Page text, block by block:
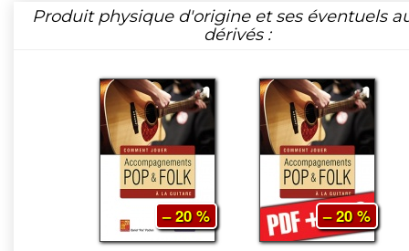
Produit physique d'origine et ses éventuels
dérivés :
– 20 % – 20 %